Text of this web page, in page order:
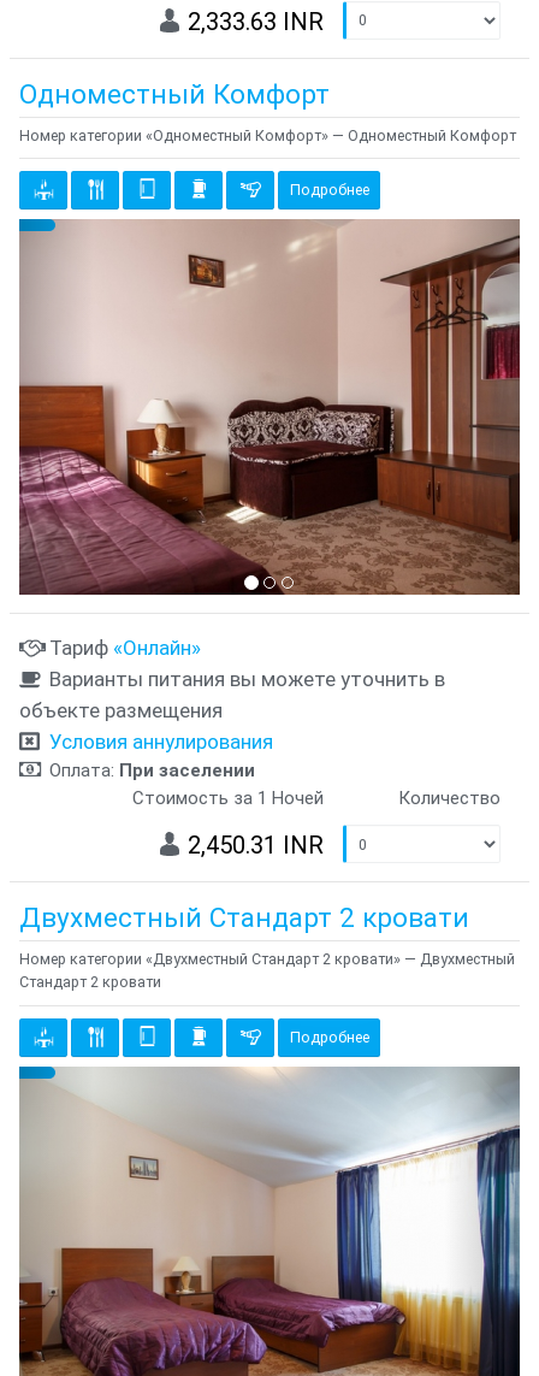
2,333.63 INR
Одноместный Комфорт
Номер категории «Одноместный Комфорт» — Одноместный Комфорт
Подробнее
{clt_left} 2 Количество
Тариф «Онлайн»
Варианты питания вы можете уточнить в
объекте размещения
Условия аннулирования
Оплата: При заселении
Стоимость за 1 Ночей
Количество
2,450.31 INR
Двухместный Стандарт 2 кровати
Номер категории «Двухместный Стандарт 2 кровати» — Двухместный
Стандарт 2 кровати
Подробнее
{clt_left} 1 Количество
Предыдущий